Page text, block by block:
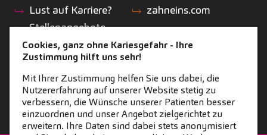
Lust auf Karriere?
Stellenangebote
Geschichten aus
der Praxis
Initiativbewerbung
zahneins.com
Cookies, ganz ohne Kariesgefahr - Ihre
Zustimmung hilft uns sehr!
Mit Ihrer Zustimmung helfen Sie uns dabei, die
Nutzererfahrung auf unserer Website stetig zu
verbessern, die Wünsche unserer Patienten besser
einzuordnen und unser Angebot zielgerichtet zu
erweitern. Ihre Daten sind dabei stets anonymisiert